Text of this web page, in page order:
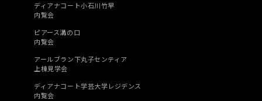
ディアナコート小石川竹早
内覧会
ピアース溝の口
内覧会
アールブラン下丸子センティア
上棟見学会
ディアナコート学芸大学レジデンス
内覧会